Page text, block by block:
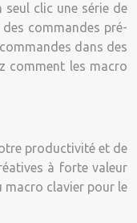
clic une série de
commandes pré-
dans des
comment les macro
productivité et de
à forte valeur
macro clavier pour le